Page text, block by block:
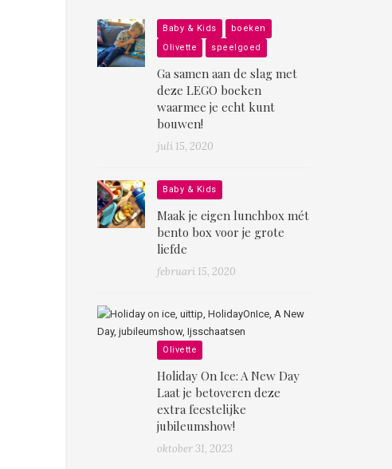
Baby & Kids
boeken
Olivette
speelgoed
Ga samen aan de slag met
deze LEGO boeken
waarmee je echt kunt
bouwen!
juli 15, 2020
Baby & Kids
Maak je eigen lunchbox mét
bento box voor je grote
liefde
februari 15, 2020
Olivette
Holiday On Ice: A New Day
Laat je betoveren deze
extra feestelijke
jubileumshow!
oktober 31, 2023